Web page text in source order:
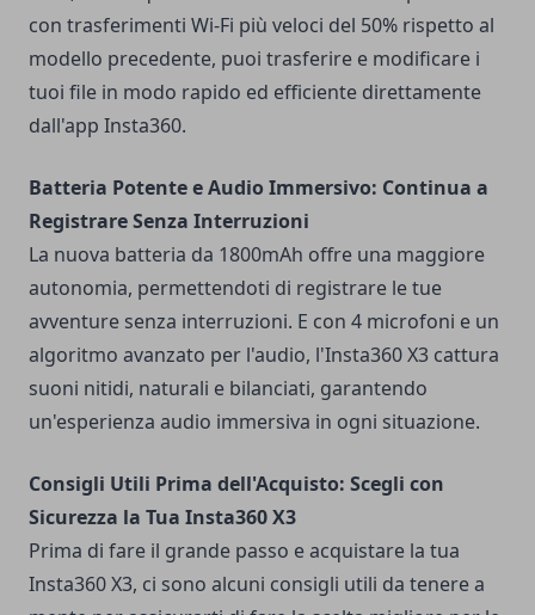
con trasferimenti Wi-Fi più veloci del 50% rispetto al
modello precedente, puoi trasferire e modificare i
tuoi file in modo rapido ed efficiente direttamente
dall'app Insta360.
Batteria Potente e Audio Immersivo: Continua a
Registrare Senza Interruzioni
La nuova batteria da 1800mAh offre una maggiore
autonomia, permettendoti di registrare le tue
avventure senza interruzioni. E con 4 microfoni e un
algoritmo avanzato per l'audio, l'Insta360 X3 cattura
suoni nitidi, naturali e bilanciati, garantendo
un'esperienza audio immersiva in ogni situazione.
Consigli Utili Prima dell'Acquisto: Scegli con
Sicurezza la Tua Insta360 X3
Prima di fare il grande passo e acquistare la tua
Insta360 X3, ci sono alcuni consigli utili da tenere a